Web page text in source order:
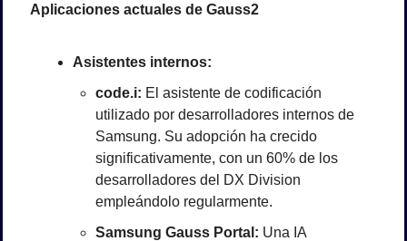
Aplicaciones actuales de Gauss2
Asistentes internos:
code.i: El asistente de codificación
utilizado por desarrolladores internos de
Samsung. Su adopción ha crecido
significativamente, con un 60% de los
desarrolladores del DX Division
empleándolo regularmente.
Samsung Gauss Portal: Una IA